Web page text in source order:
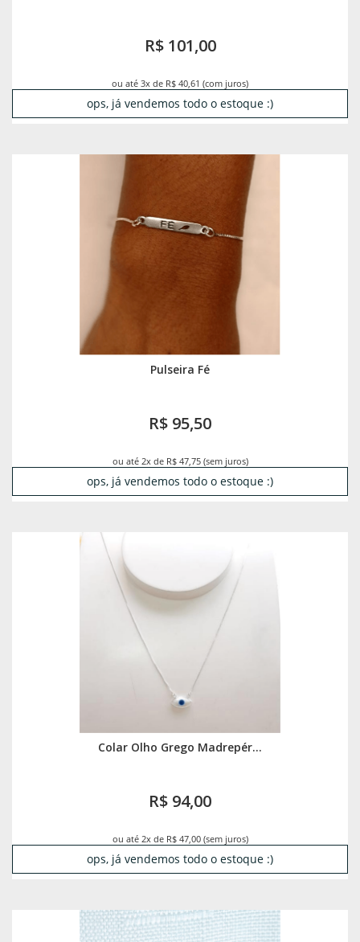
R$ 101,00
ou até 3x de R$ 40,61 (com juros)
ops, já vendemos todo o estoque :)
Pulseira Fé
R$ 95,50
ou até 2x de R$ 47,75 (sem juros)
ops, já vendemos todo o estoque :)
Colar Olho Grego Madrepér...
R$ 94,00
ou até 2x de R$ 47,00 (sem juros)
ops, já vendemos todo o estoque :)